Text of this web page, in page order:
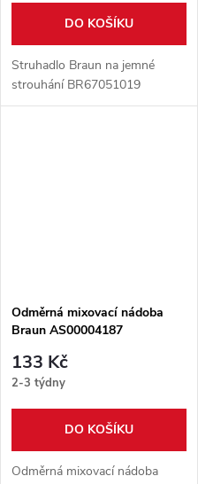
DO KOŠÍKU
Struhadlo Braun na jemné
strouhání BR67051019
Odměrná mixovací nádoba
Braun AS00004187
133 Kč
2-3 týdny
DO KOŠÍKU
Odměrná mixovací nádoba